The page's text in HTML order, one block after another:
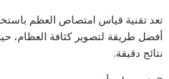
تعد تقنية قياس امتصاص العظم
أفضل طريقة لتصوير كثافة العظام،
نتائج دقيقة.